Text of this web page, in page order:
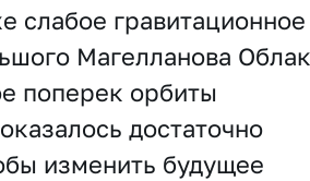
слабое гравитационное
Магелланова
поперек орбиты
достаточно
изменить будущее